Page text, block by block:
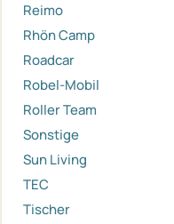
Reimo
Rhön Camp
Roadcar
Robel-Mobil
Roller Team
Sonstige
Sun Living
TEC
Tischer